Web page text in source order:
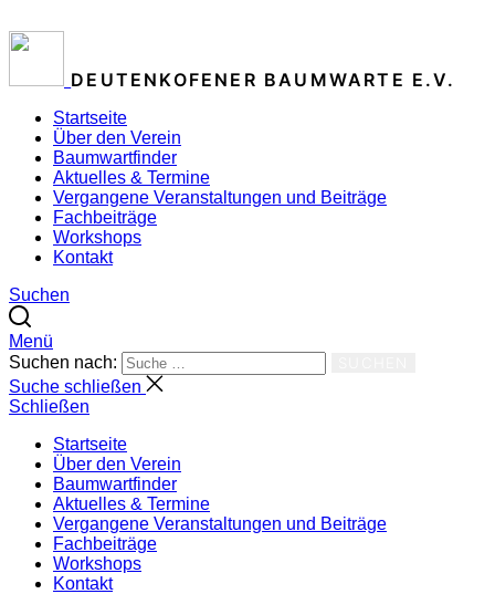
DEUTENKOFENER BAUMWARTE E.V.
Startseite
Über den Verein
Baumwartfinder
Aktuelles & Termine
Vergangene Veranstaltungen und Beiträge
Fachbeiträge
Workshops
Kontakt
Suchen
Menü
Suchen nach:
Suche schließen
Schließen
Startseite
Über den Verein
Baumwartfinder
Aktuelles & Termine
Vergangene Veranstaltungen und Beiträge
Fachbeiträge
Workshops
Kontakt